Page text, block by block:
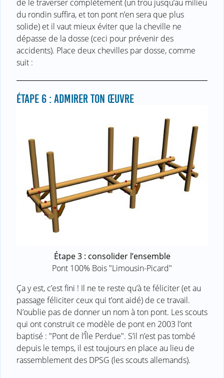
de le traverser complètement (un trou jusqu’au milieu
du rondin suffira, et ton pont n’en sera que plus
solide) et il vaut mieux éviter que la cheville ne
dépasse de la dosse (ceci pour prévenir des
accidents). Place deux chevilles par dosse, comme
suit :
ÉTAPE 6 : ADMIRER TON ŒUVRE
Étape 3 : consolider l’ensemble
Pont 100% Bois "Limousin-Picard"
Ça y est, c’est fini ! Il ne te reste qu’à te féliciter (et au
passage féliciter ceux qui t’ont aidé) de ce travail.
N’oublie pas de donner un nom à ton pont. Les scouts
qui ont construit ce modèle de pont en 2003 l’ont
baptisé : "Pont de l’Île Perdue". S’il n’est pas tombé
depuis le temps, il est toujours en place au lieu de
rassemblement des DPSG (les scouts allemands).